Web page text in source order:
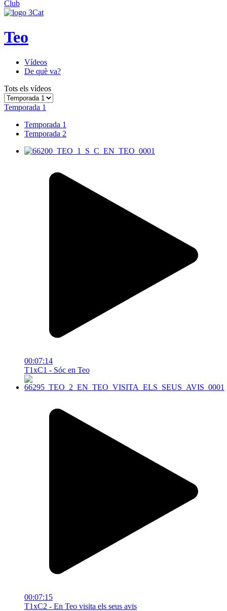
Club
Teo
Vídeos
De què va?
Tots els vídeos
Temporada 1
Temporada 1
Temporada 2
00:07:14
T1xC1 - Sóc en Teo
00:07:15
T1xC2 - En Teo visita els seus avis